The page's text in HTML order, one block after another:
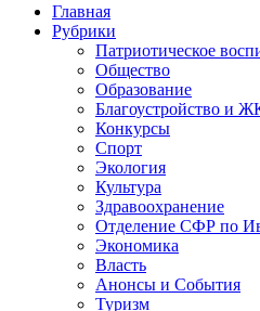
Промотать
содержимому
Главная
Рубрики
Патриотическое
Общество
Образование
Благоустройство и
Конкурсы
Спорт
Экология
Культура
Здравоохранение
Отделение СФР по
Экономика
Власть
Анонсы и События
Туризм